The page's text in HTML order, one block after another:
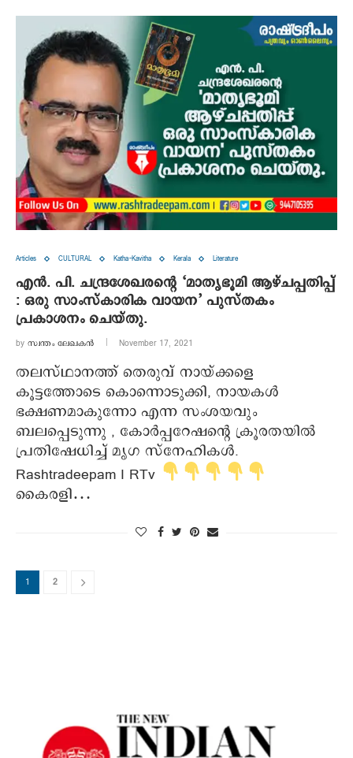
Articles CULTURAL Katha-Kavitha Kerala Literature
എന്‍. പി. ചന്ദ്രശേഖരന്റെ ‘മാതൃഭൂമി ആഴ്ചപ്പതിപ്പ്
: ഒരു സാംസ്‌കാരിക വായന’ പുസ്തകം
പ്രകാശനം ചെയ്തു.
by സ്വന്തം ലേഖകൻ November 17, 2021
തലസ്ഥാനത്ത് തെരുവ് നായ്ക്കളെ
കൂട്ടത്തോടെ കൊന്നൊടുക്കി, നായകൾ
ഭക്ഷണമാകുന്നോ എന്ന സംശയവും
ബലപ്പെടുന്നു , കോർപ്പറേഷന്റെ ക്രൂരതയിൽ
പ്രതിഷേധിച്ച് മൃഗ സ്നേഹികൾ.
Rashtradeepam I RTv
കൈരളി…
1 2